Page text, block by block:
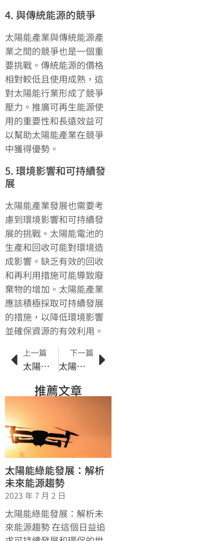
4. 與傳統能源的競爭
太陽能產業與傳統能源產
業之間的競爭也是一個重
要挑戰。傳統能源的價格
相對較低且使用成熟，這
對太陽能行業形成了競爭
壓力。推廣可再生能源使
用的重要性和長遠效益可
以幫助太陽能產業在競爭
中獲得優勢。
5. 環境影響和可持續發
展
太陽能產業發展也需要考
慮到環境影響和可持續發
展的挑戰。太陽能電池的
生產和回收可能對環境造
成影響。缺乏有效的回收
和再利用措施可能導致廢
棄物的增加。太陽能產業
應該積極採取可持續發展
的措施，以降低環境影響
並確保資源的有效利用。
上一篇
太陽能綠色科技：為什麼它是可持續發展的關鍵
下一篇
太陽能應用領域的趨勢與發展
推薦文章
太陽能綠能發展：解析
未來能源趨勢
2023 年 7 月 2 日
太陽能綠能發展：解析未
來能源趨勢 在這個日益追